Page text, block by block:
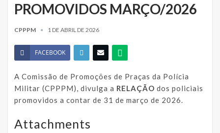
PROMOVIDOS MARÇO/2026
CPPPM 1 DE ABRIL DE 2026
FACEBOOK
A Comissão de Promoções de Praças da Polícia
Militar (CPPPM), divulga a RELAÇÃO dos policiais
promovidos a contar de 31 de março de 2026.
Attachments